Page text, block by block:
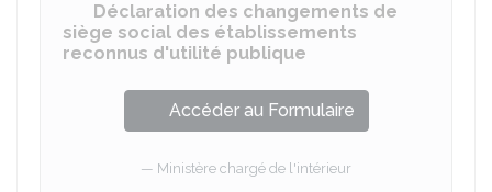
Déclaration des changements de
siège social des établissements
reconnus d'utilité publique
Accéder au Formulaire
Ministère chargé de l'intérieur